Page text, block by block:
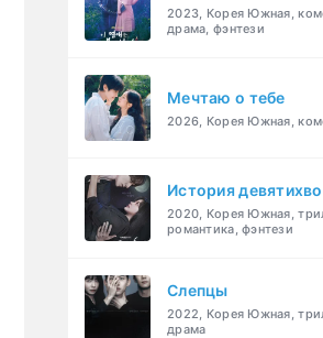
2023, Корея Южная,
драма, фэнтези
Мечтаю о тебе
2026, Корея Южная,
История
2020, Корея Южная,
романтика, фэнтези
Слепцы
2022, Корея Южная,
драма